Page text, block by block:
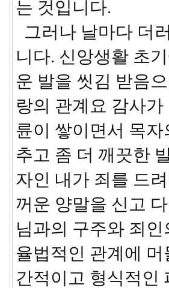
는 것입니다.
그러나 날마다 더
니다. 신앙생활 초
운 발을 씻김 받음
랑의 관계요 감사
륜이 쌓이면서 목
추고 좀 더 깨끗한
자인 내가 죄를 드
꺼운 양말을 신고
님과의 구주와 죄
율법적인 관계에
간적이고 형식적인